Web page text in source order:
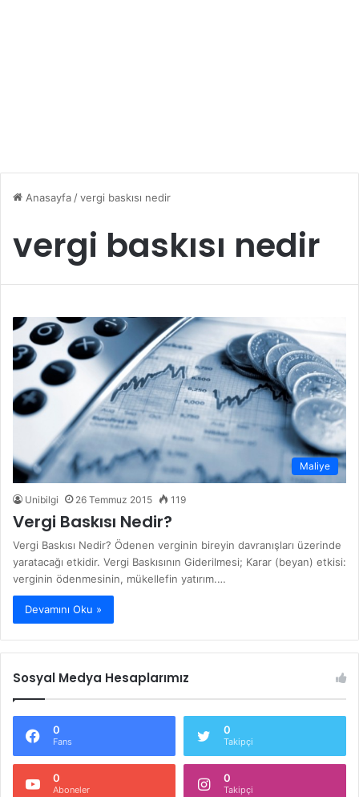
Anasayfa /vergi baskısı nedir
vergi baskısı nedir
Maliye
Unibilgi 26 Temmuz 2015 119
Vergi Baskısı Nedir?
Vergi Baskısı Nedir? Ödenen verginin bireyin davranışları üzerinde
yaratacağı etkidir. Vergi Baskısının Giderilmesi; Karar (beyan) etkisi:
verginin ödenmesinin, mükellefin yatırım.…
Devamını Oku »
Sosyal Medya Hesaplarımız
0
Fans
0
Takipçi
0
Aboneler
0
Takipçi